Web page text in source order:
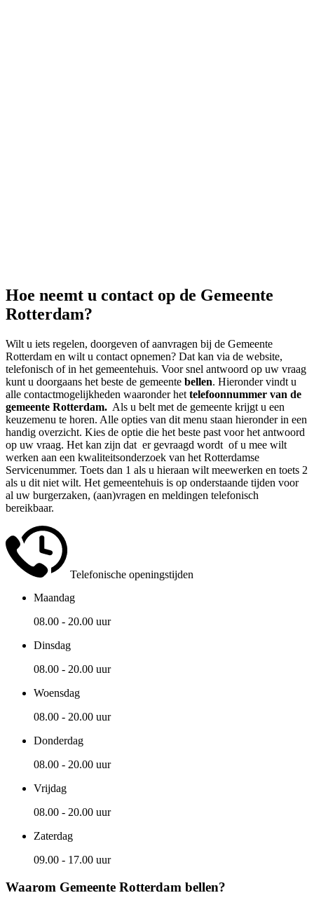
Hoe neemt u contact op de Gemeente
Rotterdam?
Wilt u iets regelen, doorgeven of aanvragen bij de Gemeente
Rotterdam en wilt u contact opnemen? Dat kan via de website,
telefonisch of in het gemeentehuis. Voor snel antwoord op uw vraag
kunt u doorgaans het beste de gemeente bellen. Hieronder vindt u
alle contactmogelijkheden waaronder het telefoonnummer van de
gemeente Rotterdam. Als u belt met de gemeente krijgt u een
keuzemenu te horen. Alle opties van dit menu staan hieronder in een
handig overzicht. Kies de optie die het beste past voor het antwoord
op uw vraag. Het kan zijn dat er gevraagd wordt of u mee wilt
werken aan een kwaliteitsonderzoek van het Rotterdamse
Servicenummer. Toets dan 1 als u hieraan wilt meewerken en toets 2
als u dit niet wilt. Het gemeentehuis is op onderstaande tijden voor
al uw burgerzaken, (aan)vragen en meldingen telefonisch
bereikbaar.
Telefonische openingstijden
Maandag
08.00 - 20.00 uur
Dinsdag
08.00 - 20.00 uur
Woensdag
08.00 - 20.00 uur
Donderdag
08.00 - 20.00 uur
Vrijdag
08.00 - 20.00 uur
Zaterdag
09.00 - 17.00 uur
Waarom Gemeente Rotterdam bellen?